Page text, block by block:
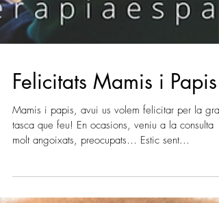
Felicitats Mamis i Papis!
Mamis i papis, avui us volem felicitar per la gran
molt angoixats, preocupats… Estic sent...